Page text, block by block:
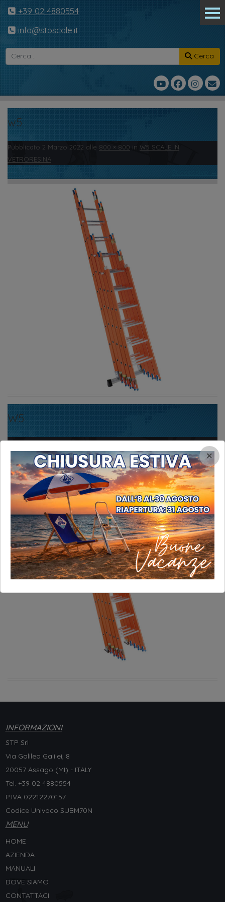
+39 02 4880554
info@stpscale.it
Cerca
w5
Pubblicato 2 Marzo 2022 alle 800 × 800 in W5 SCALE IN
VETRORESINA
W5
Pubblicato8 Marzo 2017alle800 × 800inW5.
← Precedente Successivo →
INFORMAZIONI
STP Srl
Via Galileo Galilei, 8
20057 Assago (MI) - ITALY
Tel. +39 02 4880554
P.IVA 02212270157
Codice Univoco SUBM70N
MENU
HOME
AZIENDA
MANUALI
DOVE SIAMO
CONTATTACI
×